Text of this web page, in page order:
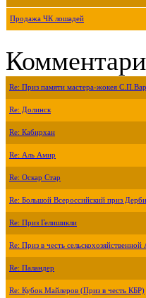
Продажа ЧК лошадей
Re: Приз памяти мастера-жокея
Re: Долинск
Re: Кабирхан
Re: Аль Амир
Re: Оскар Стар
Re: Большой Всероссийский приз
Re: Приз Гелишикли
Re: Приз в честь
Re: Паландер
Re: Кубок Майлеров (Приз в честь КБР)